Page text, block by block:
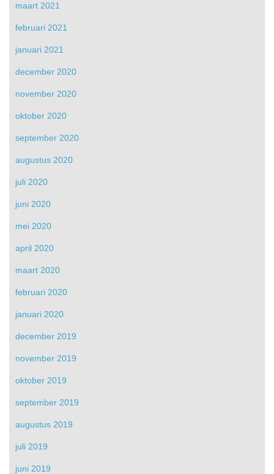
maart 2021
februari 2021
januari 2021
december 2020
november 2020
oktober 2020
september 2020
augustus 2020
juli 2020
juni 2020
mei 2020
april 2020
maart 2020
februari 2020
januari 2020
december 2019
november 2019
oktober 2019
september 2019
augustus 2019
juli 2019
juni 2019